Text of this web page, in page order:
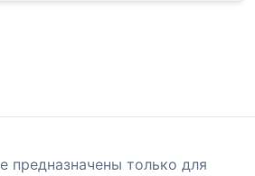
предназначены только для